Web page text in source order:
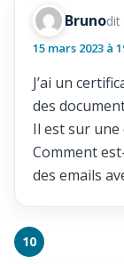
Brunodit
15 mars 2023 à
J’ai un
des
Il est sur une
Comment
des emails